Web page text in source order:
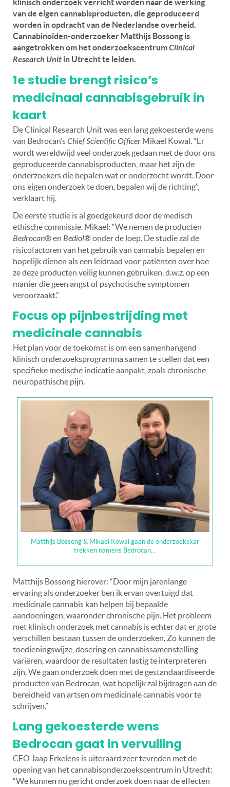
klinisch onderzoek verricht worden naar de werking
van de eigen cannabisproducten, die geproduceerd
worden in opdracht van de Nederlandse overheid.
Cannabinoïden-onderzoeker Matthijs Bossong is
aangetrokken om het onderzoekscentrumClinical
Research Unit in Utrecht te leiden.
1e studie brengt risico’s
medicinaal cannabisgebruik in
kaart
De Clinical Research Unit was een lang gekoesterde wens
van Bedrocan’sChief Scientific Officer Mikael Kowal. “Er
wordt wereldwijd veel onderzoek gedaan met de door ons
geproduceerde cannabisproducten, maar het zijn de
onderzoekers die bepalen wat er onderzocht wordt. Door
ons eigen onderzoek te doen, bepalen wij de richting”,
verklaart hij.
De eerste studie is al goedgekeurd door de medisch
ethische commissie. Mikael: “We nemen de producten
Bedrocan®en Bediol®onder de loep. De studie zal de
risicofactoren van het gebruik van cannabis bepalen en
hopelijk dienen als een leidraad voor patiënten over hoe
ze deze producten veilig kunnen gebruiken, d.w.z. op een
manier die geen angst of psychotische symptomen
veroorzaakt.”
Focus op pijnbestrijding met
medicinale cannabis
Het plan voor de toekomst is om een samenhangend
klinisch onderzoeksprogramma samen te stellen dat een
specifieke medische indicatie aanpakt, zoals chronische
neuropathische pijn.
Matthijs Bossong & Mikael Kowal gaan de onderzoekskar
trekken namens Bedrocan…
Matthijs Bossong hierover: “Door mijn jarenlange
ervaring als onderzoeker ben ik ervan overtuigd dat
medicinale cannabis kan helpen bij bepaalde
aandoeningen, waaronder chronische pijn. Het probleem
met klinisch onderzoek met cannabis is echter dat er grote
verschillen bestaan tussen de onderzoeken. Zo kunnen de
toedieningswijze, dosering en cannabissamenstelling
variëren, waardoor de resultaten lastig te interpreteren
zijn. We gaan onderzoek doen met de gestandaardiseerde
producten van Bedrocan, wat hopelijk zal bijdragen aan de
bereidheid van artsen om medicinale cannabis voor te
schrijven.”
Lang gekoesterde wens
Bedrocan gaat in vervulling
CEO Jaap Erkelens is uiteraard zeer tevreden met de
opening van het cannabisonderzoekscentrum in Utrecht:
“We kunnen nu gericht onderzoek doen naar de effecten